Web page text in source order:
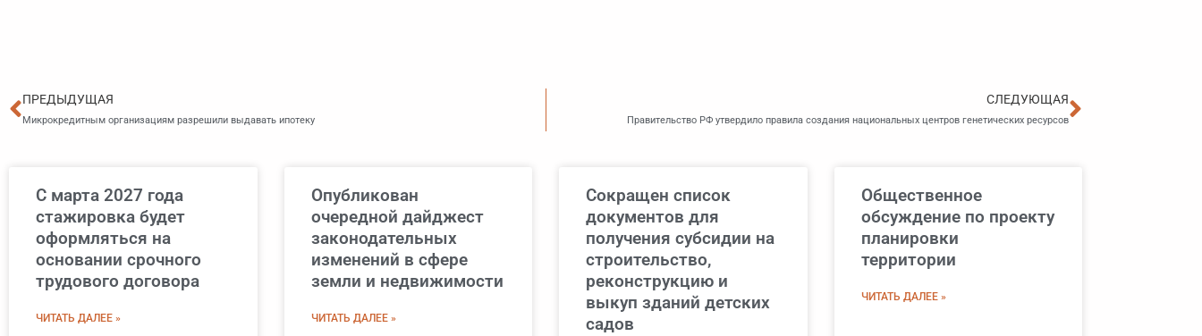
Пред
ПРЕДЫДУЩАЯ
Микрокредитным организациям разрешили выдавать ипотеку
СЛЕДУЮЩАЯ
Правительство РФ утвердило правила создания национальных центров генетических ресурсов
С марта 2027 года
стажировка будет
оформляться на
основании срочного
трудового договора
ЧИТАТЬ ДАЛЕЕ »
Опубликован
очередной дайджест
законодательных
изменений в сфере
земли и недвижимости
ЧИТАТЬ ДАЛЕЕ »
Сокращен список
документов для
получения субсидии на
строительство,
реконструкцию и
выкуп зданий детских
садов
Общественное
обсуждение по проекту
планировки
территории
ЧИТАТЬ ДАЛЕЕ »